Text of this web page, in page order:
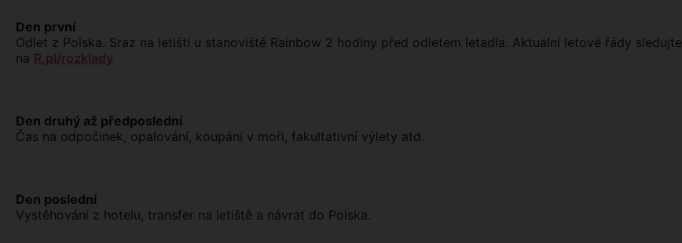
Den první
Odlet z Polska. Sraz na letišti u stanoviště Rainbow 2 hodiny před odletem letadla. Aktuální letové řády sledujte
na R.pl/rozklady
Den druhý až předposlední
Čas na odpočinek, opalování, koupání v moři, fakultativní výlety atd.
Den poslední
Vystěhování z hotelu, transfer na letiště a návrat do Polska.